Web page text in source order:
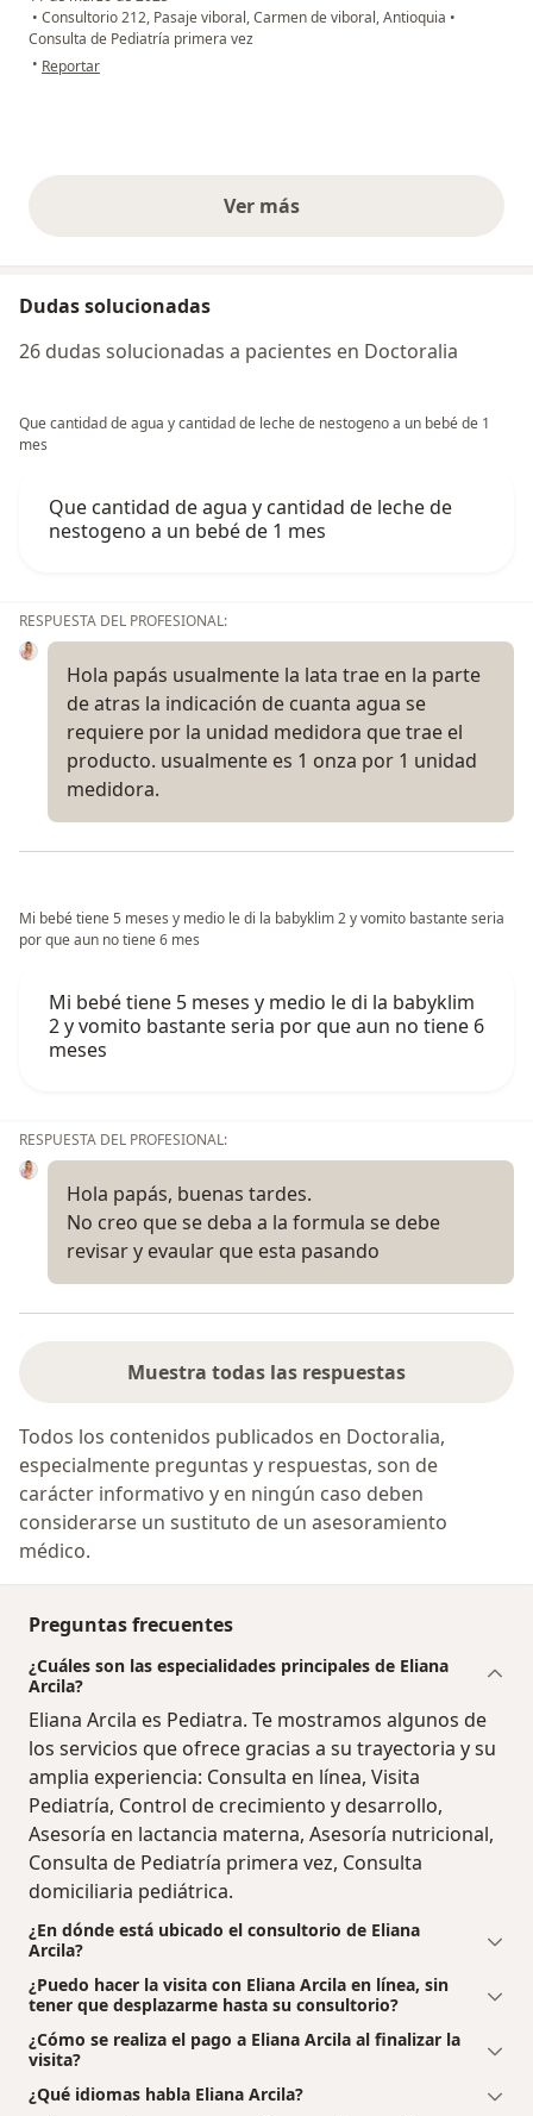
• Consultorio 212, Pasaje viboral, Carmen de viboral, Antioquia •
Consulta de Pediatría primera vez
• en opinión del usuario Natalia Estrada
Reportar
Ver másopiniones anteriores
Dudas solucionadas
26 dudas solucionadas a pacientes en Doctoralia
Que cantidad de agua y cantidad de leche de nestogeno a un bebé de 1
mes
Que cantidad de agua y cantidad de leche de
nestogeno a un bebé de 1 mes
RESPUESTA DEL PROFESIONAL:
Hola papás usualmente la lata trae en la parte
de atras la indicación de cuanta agua se
requiere por la unidad medidora que trae el
producto. usualmente es 1 onza por 1 unidad
medidora.
Mi bebé tiene 5 meses y medio le di la babyklim 2 y vomito bastante seria
por que aun no tiene 6 mes
Mi bebé tiene 5 meses y medio le di la babyklim
2 y vomito bastante seria por que aun no tiene 6
meses
RESPUESTA DEL PROFESIONAL:
Hola papás, buenas tardes.
No creo que se deba a la formula se debe
revisar y evaular que esta pasando
Muestra todas las respuestas
Todos los contenidos publicados en Doctoralia,
especialmente preguntas y respuestas, son de
carácter informativo y en ningún caso deben
considerarse un sustituto de un asesoramiento
médico.
Preguntas frecuentes
¿Cuáles son las especialidades principales de Eliana
Arcila?
Eliana Arcila es Pediatra. Te mostramos algunos de
los servicios que ofrece gracias a su trayectoria y su
amplia experiencia: Consulta en línea, Visita
Pediatría, Control de crecimiento y desarrollo,
Asesoría en lactancia materna, Asesoría nutricional,
Consulta de Pediatría primera vez, Consulta
domiciliaria pediátrica.
¿En dónde está ubicado el consultorio de Eliana
Arcila?
¿Puedo hacer la visita con Eliana Arcila en línea, sin
tener que desplazarme hasta su consultorio?
¿Cómo se realiza el pago a Eliana Arcila al finalizar la
visita?
¿Qué idiomas habla Eliana Arcila?